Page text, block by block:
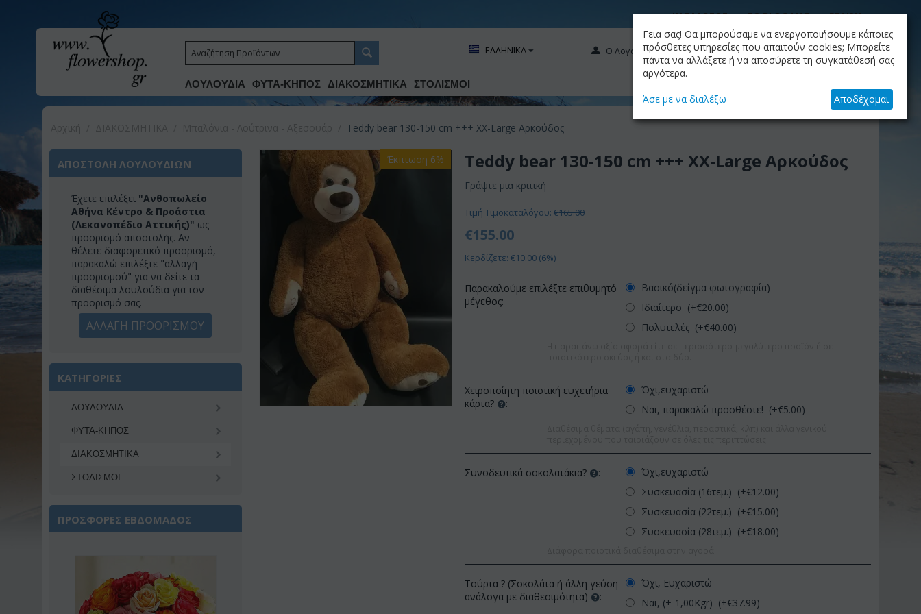
ΚΑΤΑΛΟΓΟΣ ΤΟ BLOG ΜΑΣ ΕΤΑΙΡΙΑ
ΛΟΥΛΟΥΔΙΑ ΦΥΤΑ-ΚΗΠΟΣ ΔΙΑΚΟΣΜΗΤΙΚA ΣΤΟΛΙΣΜΟΙ
Ο Λογαριασμός μου
ΕΛΛΗΝΙΚΑ
+30.210.9319884
ΚΑΛΆΘΙ
Το καλάθι είναι άδειο
Teddy bear 130-150 cm +++ XX-Large Αρκούδος
ΑΠΟΣΤΟΛΗ ΛΟΥΛΟΥΔΙΩΝ
Έχετε επιλέξει "Ανθοπωλείο
Αθήνα Κέντρο & Προάστια
(Λεκανοπέδιο Αττικής)" ως
προορισμό αποστολής. Αν
θέλετε διαφορετικό προορισμό,
παρακαλώ επιλέξτε "αλλαγή
προορισμού" για να δείτε τα
διαθέσιμα λουλούδια για τον
προορισμό σας.
ΑΛΛΑΓΗ ΠΡΟΟΡΙΣΜΟΥ
ΚΑΤΗΓΟΡΙΕΣ
ΛΟΥΛΟΥΔΙΑ
ΦΥΤΑ-ΚΗΠΟΣ
ΔΙΑΚΟΣΜΗΤΙΚA
ΣΤΟΛΙΣΜΟΙ
ΠΡΟΣΦΟΡΕΣ ΕΒΔΟΜΑΔΟΣ
Έκπτωση 12% Έκπτωση 11%
Έκπτωση 6% Teddy bear 130-150 cm +++ XX-Large Αρκούδος
Γράψτε μια κριτική
Τιμή Τιμοκαταλόγου: €165.00
€155.00
Κερδίζετε: €10.00 (6%)
Παρακαλούμε επιλέξτε επιθυμητό
μέγεθος:
Βασικό(δείγμα φωτογραφία)
Ιδιαίτερο (+€20.00)
Πολυτελές (+€40.00)
Χειροποίητη ποιοτική ευχετήρια
κάρτα?
:
Όχι,ευχαριστώ
Ναι, παρακαλώ προσθέστε! (+€5.00)
Συνοδευτικά σοκολατάκια? :
Όχι,ευχαριστώ
Συσκευασία (16τεμ.) (+€12.00)
Συσκευασία (22τεμ.) (+€15.00)
Συσκευασία (28τεμ.) (+€18.00)
Τούρτα ? (Σοκολάτα ή άλλη γεύση
ανάλογα με διαθεσιμότητα)
:
Όχι, Ευχαριστώ
Ναι, (+-1,00Kgr) (+€37.99)
Γεια σας! Θα μπορούσαμε να ενεργοποιήσουμε κάποιες
πρόσθετες υπηρεσίες που απαιτούν cookies; Μπορείτε
πάντα να αλλάξετε ή να αποσύρετε τη συγκατάθεσή σας
αργότερα.
Άσε με να διαλέξω Αποδέχομαι